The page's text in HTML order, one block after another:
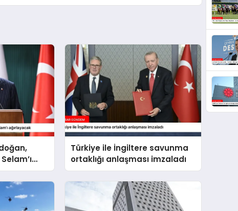
Türkiye ile İngiltere savunma
ortaklığı anlaşması imzaladı